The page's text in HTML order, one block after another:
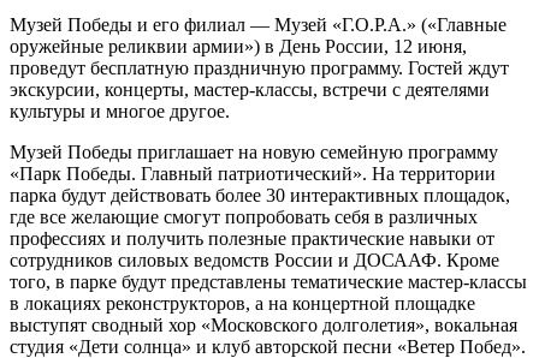
Музей Победы и его филиал — Музей «Г.О.Р.А.» («Главные
оружейные реликвии армии») в День России, 12 июня,
проведут бесплатную праздничную программу. Гостей ждут
экскурсии, концерты, мастер-классы, встречи с деятелями
культуры и многое другое.
Музей Победы приглашает на новую семейную программу
«Парк Победы. Главный патриотический». На территории
парка будут действовать более 30 интерактивных площадок,
где все желающие смогут попробовать себя в различных
профессиях и получить полезные практические навыки от
сотрудников силовых ведомств России и ДОСААФ. Кроме
того, в парке будут представлены тематические мастер-классы
в локациях реконструкторов, а на концертной площадке
выступят сводный хор «Московского долголетия», вокальная
студия «Дети солнца» и клуб авторской песни «Ветер Побед».